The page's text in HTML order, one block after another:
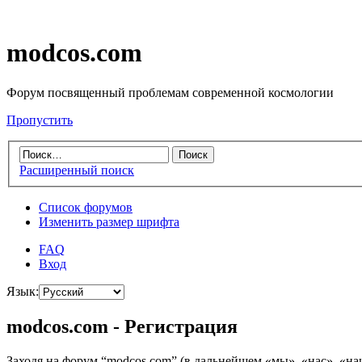
modcos.com
Форум посвященный проблемам современной космологии
Пропустить
Расширенный поиск
Список форумов
Изменить размер шрифта
FAQ
Вход
Язык:
modcos.com - Регистрация